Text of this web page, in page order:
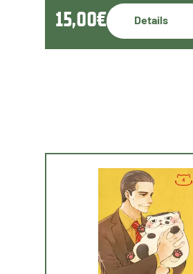
15,00€ Details